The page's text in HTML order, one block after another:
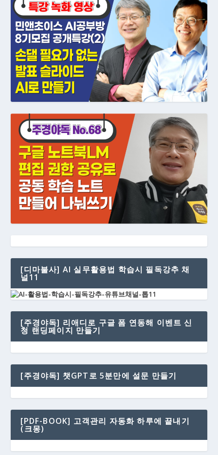
[디마불사] AI 실무활용법 학습시 필독강추 채
널11
[주경야독] 리애디로 구글 폼 연동해 이벤트 신
청 랜딩페이지 만들기
[주경야독] 챗GPT로 5분만에 설문 만들기
[PDF-BOOK] 고객관리 자동화 하루에 끝내기
(크몽)